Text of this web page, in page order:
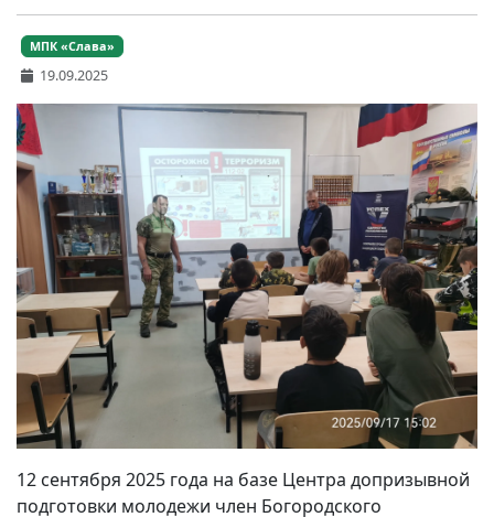
МПК «Слава»
19.09.2025
12 сентября 2025 года на базе Центра допризывной
подготовки молодежи член Богородского